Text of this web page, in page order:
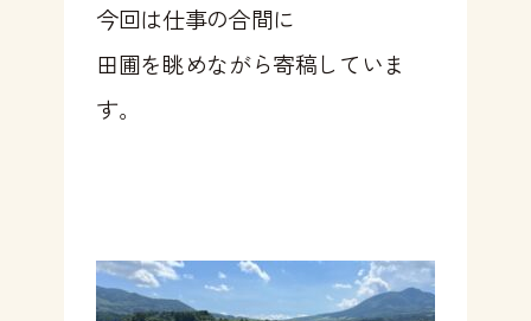
今回は仕事の合間に
田圃を眺めながら寄稿していま
す。